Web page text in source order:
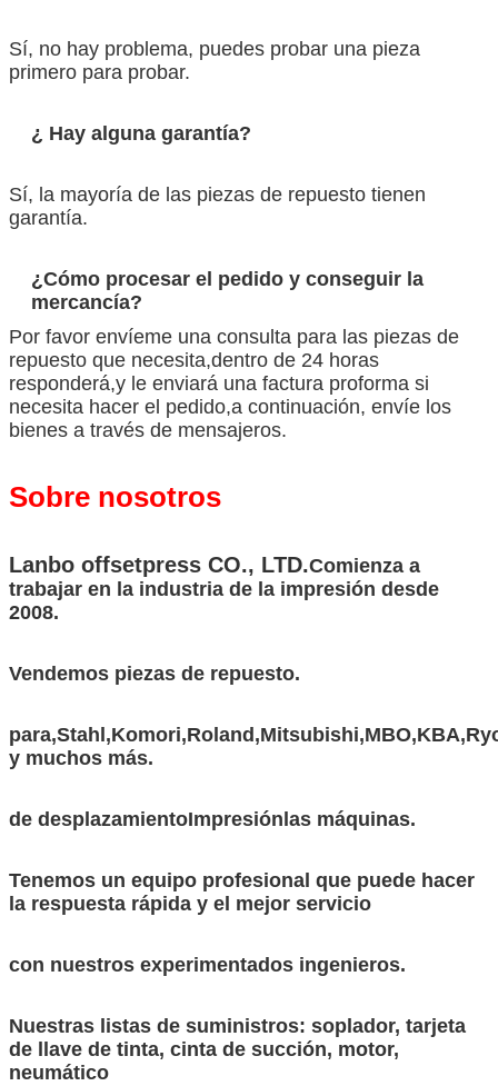
Sí, no hay problema, puedes probar una pieza
primero para probar.
¿ Hay alguna garantía?
Sí, la mayoría de las piezas de repuesto tienen
garantía.
¿Cómo procesar el pedido y conseguir la
mercancía?
Por favor envíeme una consulta para las piezas de
repuesto que necesita,dentro de 24 horas
responderá,y le enviará una factura proforma si
necesita hacer el pedido,a continuación, envíe los
bienes a través de mensajeros.
Sobre nosotros
Lanbo offsetpress CO., LTD.Comienza a
trabajar en la industria de la impresión desde
2008.
Vendemos piezas de repuesto.
para
y muchos más.
de desplazamientoImpresiónlas máquinas.
Tenemos un equipo profesional que puede hacer
la respuesta rápida y el mejor servicio
con nuestros experimentados ingenieros.
Nuestras listas de suministros: soplador, tarjeta
de llave de tinta, cinta de succión, motor,
neumático